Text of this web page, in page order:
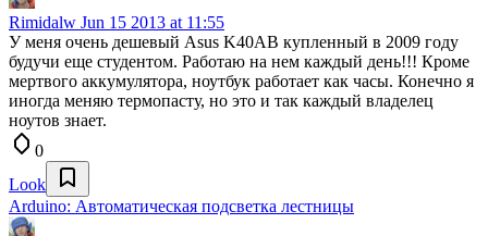
Rimidalw Jun 15 2013 at 11:55
У меня очень дешевый Asus K40AB купленный в 2009 году
будучи еще студентом. Работаю на нем каждый день!!! Кроме
мертвого аккумулятора, ноутбук работает как часы. Конечно я
иногда меняю термопасту, но это и так каждый владелец
ноутов знает.
0
Look
Arduino: Автоматическая подсветка лестницы